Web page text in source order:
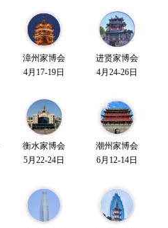
漳州家博会
4月17-19日
进贤家博会
4月24-26日
衡水家博会
5月22-24日
潮州家博会
6月12-14日